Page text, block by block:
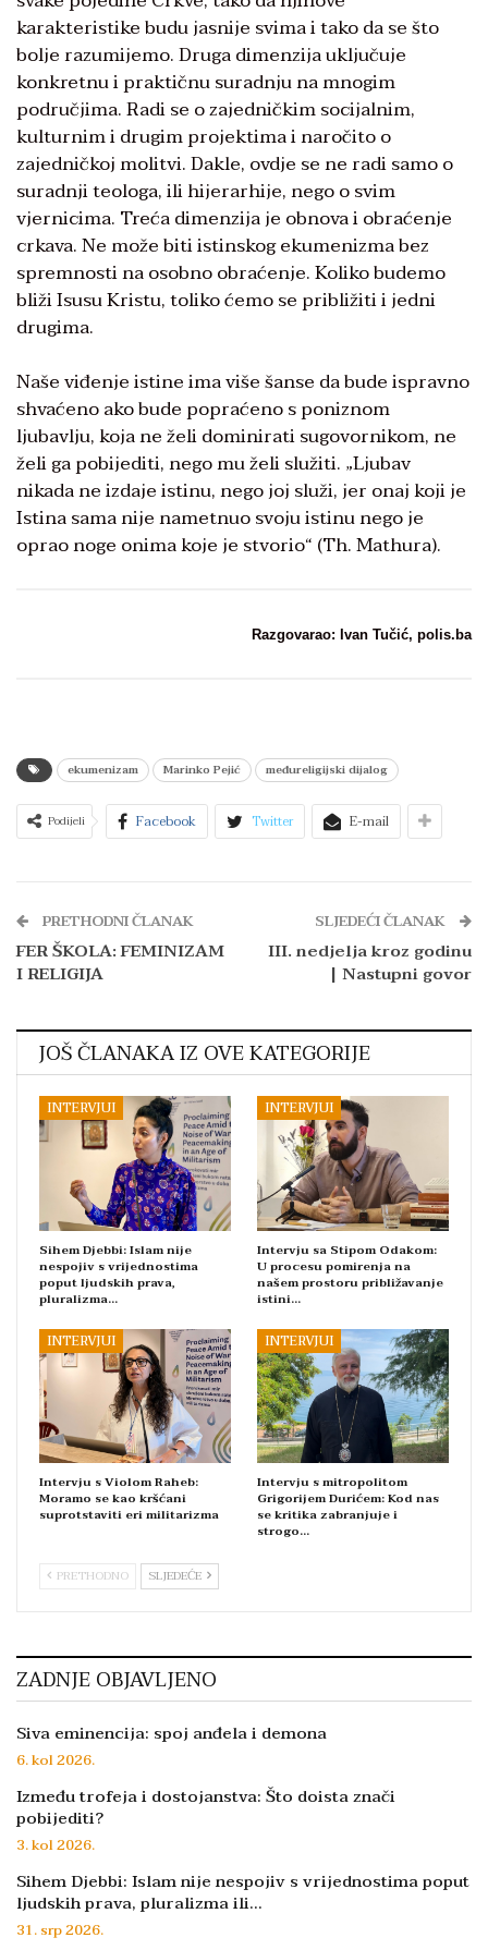
karakteristike budu jasnije svima i tako da se što
bolje razumijemo. Druga dimenzija uključuje
konkretnu i praktičnu suradnju na mnogim
područjima. Radi se o zajedničkim socijalnim,
kulturnim i drugim projektima i naročito o
zajedničkoj molitvi. Dakle, ovdje se ne radi samo o
suradnji teologa, ili hijerarhije, nego o svim
vjernicima. Treća dimenzija je obnova i obraćenje
crkava. Ne može biti istinskog ekumenizma bez
spremnosti na osobno obraćenje. Koliko budemo
bliži Isusu Kristu, toliko ćemo se približiti i jedni
drugima.
Naše viđenje istine ima više šanse da bude ispravno
shvaćeno ako bude popraćeno s poniznom
ljubavlju, koja ne želi dominirati sugovornikom, ne
želi ga pobijediti, nego mu želi služiti. „Ljubav
nikada ne izdaje istinu, nego joj služi, jer onaj koji je
Istina sama nije nametnuo svoju istinu nego je
oprao noge onima koje je stvorio“ (Th. Mathura).
Razgovarao: Ivan Tučić, polis.ba
ekumenizam Marinko Pejić međureligijski dijalog
Podijeli Facebook Twitter E-mail
PRETHODNI ČLANAK
FER ŠKOLA: FEMINIZAM
I RELIGIJA
SLJEDEĆI ČLANAK
III. nedjelja kroz godinu
| Nastupni govor
JOŠ ČLANAKA IZ OVE KATEGORIJE
INTERVJUI
Sihem Djebbi: Islam nije
nespojiv s vrijednostima
poput ljudskih prava,
pluralizma…
INTERVJUI
Intervju sa Stipom Odakom:
U procesu pomirenja na
našem prostoru približavanje
istini…
INTERVJUI
Intervju s Violom Raheb:
Moramo se kao kršćani
suprotstaviti eri militarizma
INTERVJUI
Intervju s mitropolitom
Grigorijem Durićem: Kod nas
se kritika zabranjuje i
strogo…
PRETHODNO SLJEDEĆE
ZADNJE OBJAVLJENO
Siva eminencija: spoj anđela i demona
6. kol 2026.
Između trofeja i dostojanstva: Što doista znači
pobijediti?
3. kol 2026.
Sihem Djebbi: Islam nije nespojiv s vrijednostima poput
ljudskih prava, pluralizma ili…
31. srp 2026.